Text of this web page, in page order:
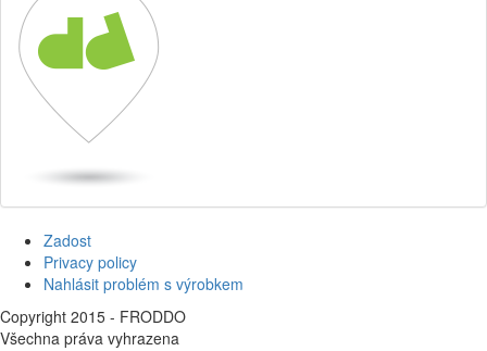
Zadost
Privacy policy
Nahlásit problém s výrobkem
Copyright 2015 - FRODDO
Všechna práva vyhrazena